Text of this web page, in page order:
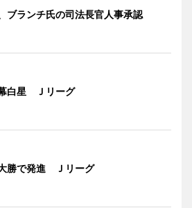
ブランチ氏の司法長官人事承認
白星 Ｊリーグ
勝で発進 Ｊリーグ